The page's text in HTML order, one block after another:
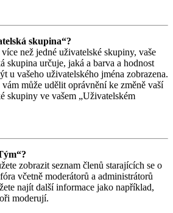
skupina“?
než jedné uživatelské skupiny, vaše
skupina určuje, jaká a barva a hodnost
u vašeho uživatelského jména zobrazena.
může udělit oprávnění ke změně vaší
skupiny ve vašem „Uživatelském
zobrazit seznam členů starajících se o
včetně moderátorů a administrátorů
najít další informace jako například,
moderují.